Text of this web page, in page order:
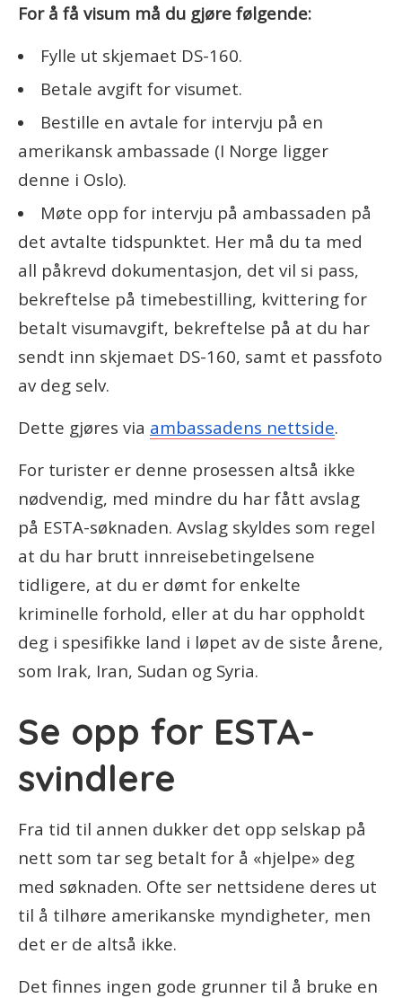
For å få visum må du gjøre følgende:
Fylle ut skjemaet DS-160.
Betale avgift for visumet.
Bestille en avtale for intervju på en
amerikansk ambassade (I Norge ligger
denne i Oslo).
Møte opp for intervju på ambassaden på
det avtalte tidspunktet. Her må du ta med
all påkrevd dokumentasjon, det vil si pass,
bekreftelse på timebestilling, kvittering for
betalt visumavgift, bekreftelse på at du har
sendt inn skjemaet DS-160, samt et passfoto
av deg selv.
Dette gjøres via ambassadens nettside.
For turister er denne prosessen altså ikke
nødvendig, med mindre du har fått avslag
på ESTA-søknaden. Avslag skyldes som regel
at du har brutt innreisebetingelsene
tidligere, at du er dømt for enkelte
kriminelle forhold, eller at du har oppholdt
deg i spesifikke land i løpet av de siste årene,
som Irak, Iran, Sudan og Syria.
Se opp for ESTA-
svindlere
Fra tid til annen dukker det opp selskap på
nett som tar seg betalt for å «hjelpe» deg
med søknaden. Ofte ser nettsidene deres ut
til å tilhøre amerikanske myndigheter, men
det er de altså ikke.
Det finnes ingen gode grunner til å bruke en